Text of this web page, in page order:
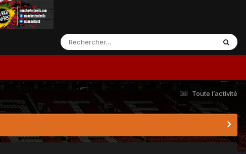
Toute l’activité